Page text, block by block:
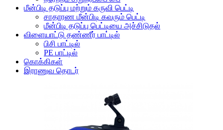
மீன்பிடி தடுப்பு மற்றும் கருவி பெட்டி
சாதாரண மீன்பிடி கவரும் பெட்டி
மீன்பிடி தடுப்பு பெட்டியை அச்சிடுதல்
விளையாட்டு தண்ணீர் பாட்டில்
பிசி பாட்டில்
PE பாட்டில்
கொக்கிகள்
இராணுவ தொடர்